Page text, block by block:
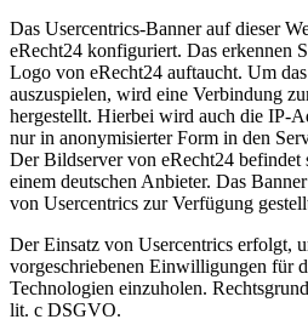
Das Usercentrics-Banner auf dieser
eRecht24 konfiguriert. Das erkennen
Logo von eRecht24 auftaucht. Um
auszuspielen, wird eine Verbindung
hergestellt. Hierbei wird auch die IP-
nur in anonymisierter Form in den
Der Bildserver von eRecht24 befindet
einem deutschen Anbieter. Das
von Usercentrics zur Verfügung
Der Einsatz von Usercentrics erfolgt,
vorgeschriebenen Einwilligungen für
Technologien einzuholen.
lit. c DSGVO.